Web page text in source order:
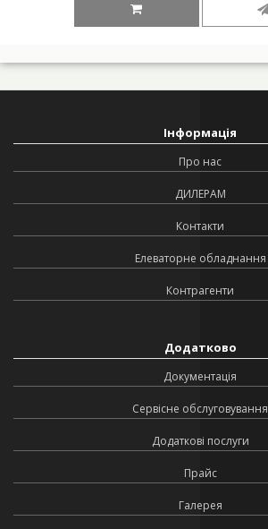
Інформація
Про нас
ДИЛЕРАМ
Контакти
Елеваторне обладнання
Контрагенти
Додатково
Документація
Сервісне обслуговування
Додаткові послуги
Прайс
Галерея